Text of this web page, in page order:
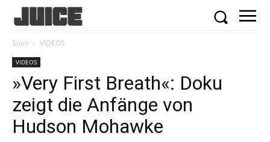
Start VIDEOS
VIDEOS
»Very First Breath«: Doku
zeigt die Anfänge von
Hudson Mohawke